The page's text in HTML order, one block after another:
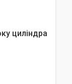
циліндра